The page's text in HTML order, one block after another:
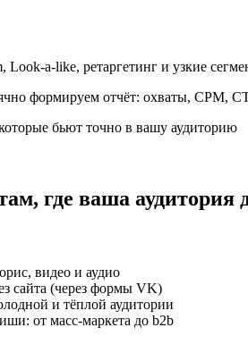
Look-a-like, ретаргетинг и узкие
формируем отчёт: охваты, CPM,
бьют точно в вашу аудиторию
где ваша аудитория
видео и аудио
сайта (через формы VK)
и тёплой аудитории
от масс-маркета до b2b